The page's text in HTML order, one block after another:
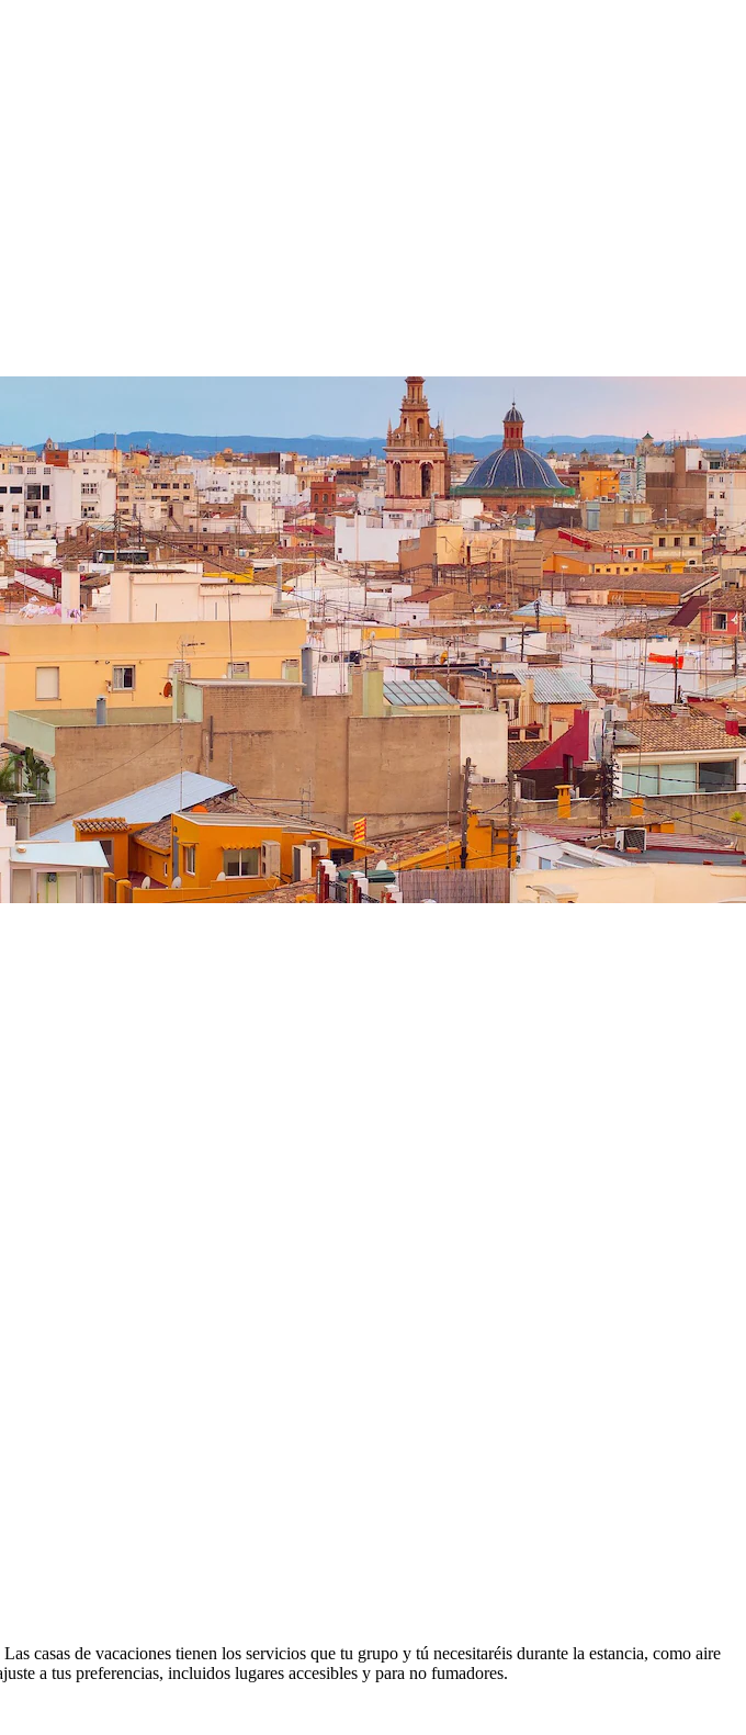
casas de vacaciones tienen los servicios que tu grupo y tú necesitaréis durante la estancia, como aire
a tus preferencias, incluidos lugares accesibles y para no fumadores.